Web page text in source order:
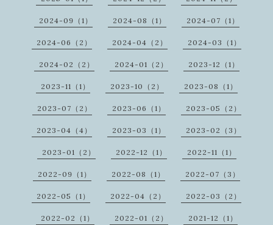
2024-09（1） 2024-08（1） 2024-07（1）
2024-06（2） 2024-04（2） 2024-03（1）
2024-02（2） 2024-01（2） 2023-12（1）
2023-11（1） 2023-10（2） 2023-08（1）
2023-07（2） 2023-06（1） 2023-05（2）
2023-04（4） 2023-03（1） 2023-02（3）
2023-01（2） 2022-12（1） 2022-11（1）
2022-09（1） 2022-08（1） 2022-07（3）
2022-05（1） 2022-04（2） 2022-03（2）
2022-02（1） 2022-01（2） 2021-12（1）